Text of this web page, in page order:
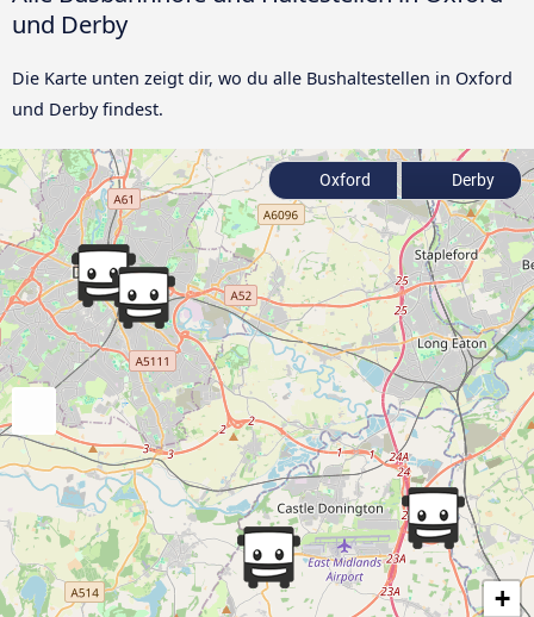
und Derby
Die Karte unten zeigt dir, wo du alle Bushaltestellen in Oxford
und Derby findest.
+
Oxford Derby